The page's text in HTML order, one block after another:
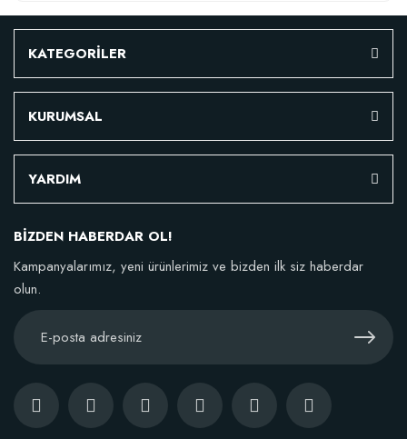
KATEGORİLER
KURUMSAL
YARDIM
BİZDEN HABERDAR OL!
Kampanyalarımız, yeni ürünlerimiz ve bizden ilk siz haberdar
olun.